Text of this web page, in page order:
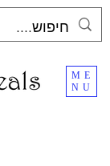
ME
NU